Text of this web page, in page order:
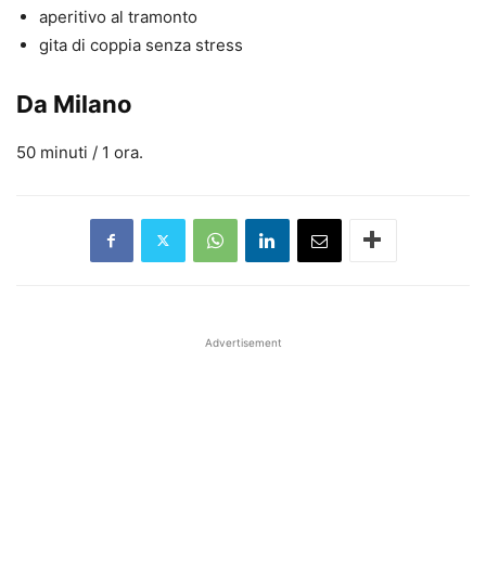
aperitivo al tramonto
gita di coppia senza stress
Da Milano
50 minuti / 1 ora.
Advertisement